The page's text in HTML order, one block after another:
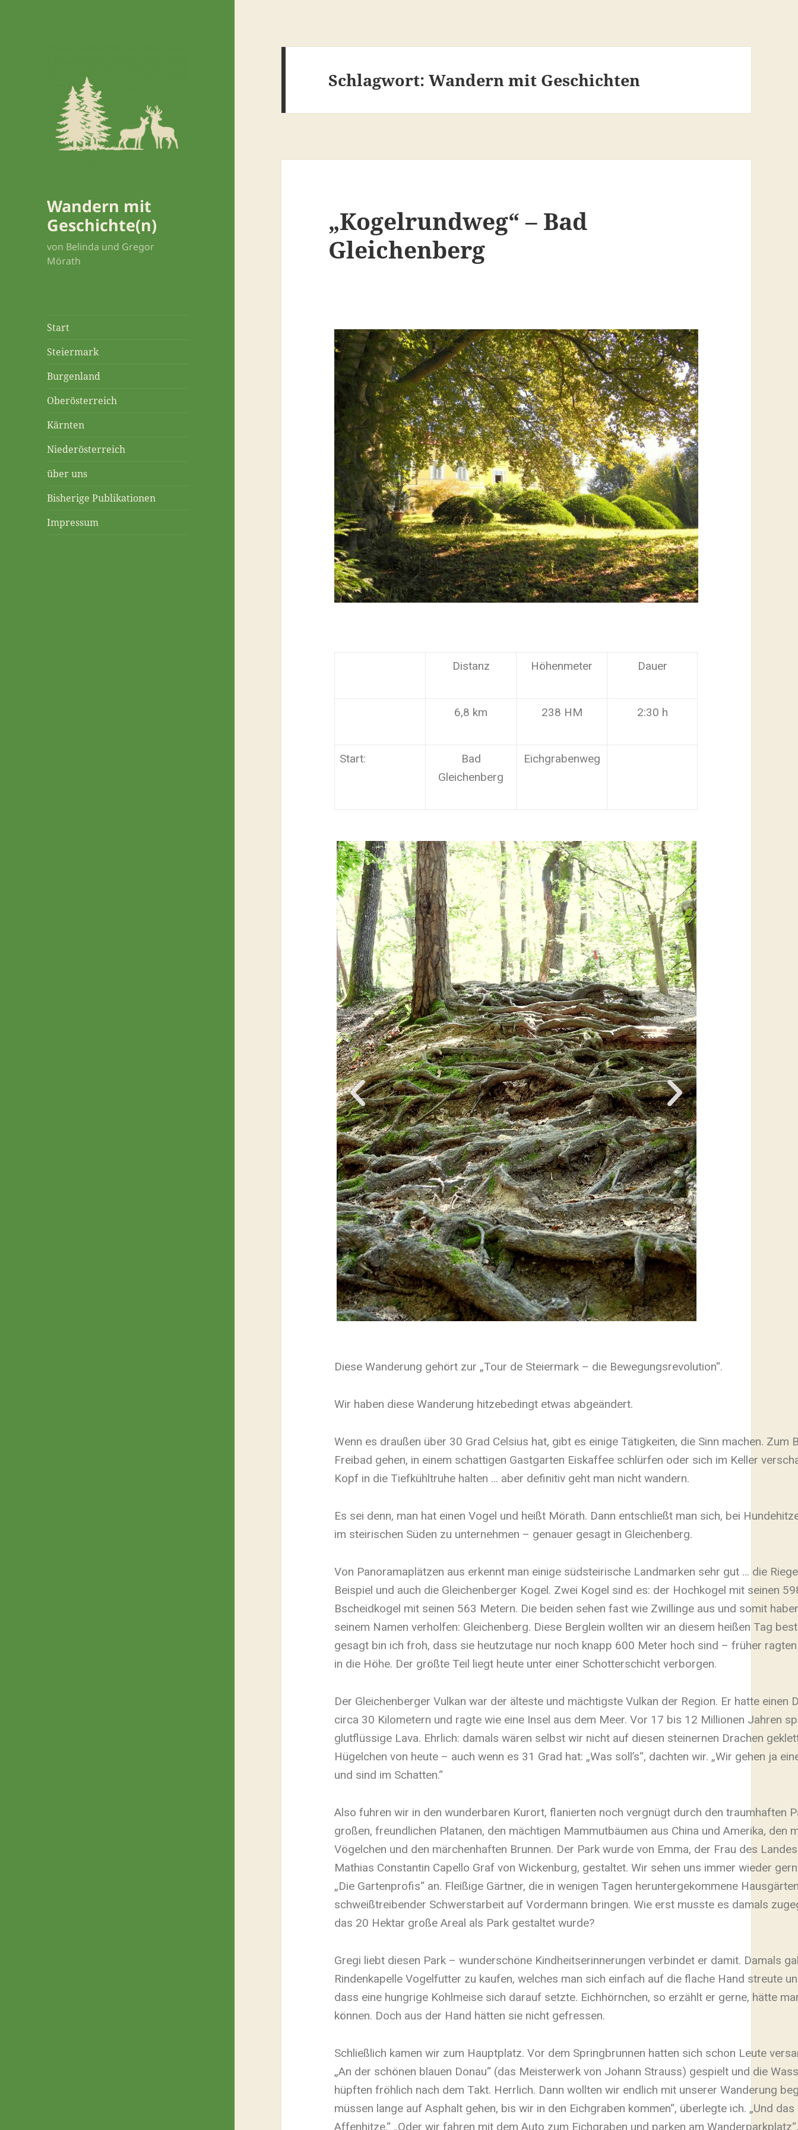
Wandern mit
Geschichte(n)
von Belinda und Gregor
Mörath
Start
Steiermark
Burgenland
Oberösterreich
Kärnten
Niederösterreich
über uns
Bisherige Publikationen
Impressum
Schlagwort:Wandern mit Geschichten
„Kogelrundweg“ – Bad
Gleichenberg
Distanz Höhenmeter Dauer
6,8 km 238 HM 2:30 h
Start:
Bad
Gleichenberg
Eichgrabenweg
Diese Wanderung gehört zur „Tour de Steiermark – die Bewegungsrevolution“.
Wir haben diese Wanderung hitzebedingt etwas abgeändert.
Wenn es draußen über 30 Grad Celsius hat, gibt es einige Tätigkeiten, die Sinn machen. Zum
Freibad gehen, in einem schattigen Gastgarten Eiskaffee schlürfen oder sich im Keller
Kopf in die Tiefkühltruhe halten … aber definitiv geht man nicht wandern.
Es sei denn, man hat einen Vogel und heißt Mörath. Dann entschließt man sich, bei
im steirischen Süden zu unternehmen – genauer gesagt in Gleichenberg.
Von Panoramaplätzen aus erkennt man einige südsteirische Landmarken sehr gut … die
Beispiel und auch die Gleichenberger Kogel. Zwei Kogel sind es: der Hochkogel mit seinen
Bscheidkogel mit seinen 563 Metern. Die beiden sehen fast wie Zwillinge aus und somit
seinem Namen verholfen: Gleichenberg. Diese Berglein wollten wir an diesem heißen Tag
gesagt bin ich froh, dass sie heutzutage nur noch knapp 600 Meter hoch sind – früher
in die Höhe. Der größte Teil liegt heute unter einer Schotterschicht verborgen.
Der Gleichenberger Vulkan war der älteste und mächtigste Vulkan der Region. Er hatte einen
circa 30 Kilometern und ragte wie eine Insel aus dem Meer. Vor 17 bis 12 Millionen Jahren
glutflüssige Lava. Ehrlich: damals wären selbst wir nicht auf diesen steinernen Drachen
Hügelchen von heute – auch wenn es 31 Grad hat: „Was soll’s“, dachten wir. „Wir gehen ja
und sind im Schatten.“
Also fuhren wir in den wunderbaren Kurort, flanierten noch vergnügt durch den traumhaften
großen, freundlichen Platanen, den mächtigen Mammutbäumen aus China und Amerika, den
Vögelchen und den märchenhaften Brunnen. Der Park wurde von Emma, der Frau des
Mathias Constantin Capello Graf von Wickenburg, gestaltet. Wir sehen uns immer wieder
„Die Gartenprofis“ an. Fleißige Gärtner, die in wenigen Tagen heruntergekommene
schweißtreibender Schwerstarbeit auf Vordermann bringen. Wie erst musste es damals
das 20 Hektar große Areal als Park gestaltet wurde?
Gregi liebt diesen Park – wunderschöne Kindheitserinnerungen verbindet er damit. Damals
Rindenkapelle Vogelfutter zu kaufen, welches man sich einfach auf die flache Hand streute
dass eine hungrige Kohlmeise sich darauf setzte. Eichhörnchen, so erzählt er gerne, hätte
können. Doch aus der Hand hätten sie nicht gefressen.
Schließlich kamen wir zum Hauptplatz. Vor dem Springbrunnen hatten sich schon Leute
„An der schönen blauen Donau“ (das Meisterwerk von Johann Strauss) gespielt und die
hüpften fröhlich nach dem Takt. Herrlich. Dann wollten wir endlich mit unserer Wanderung
müssen lange auf Asphalt gehen, bis wir in den Eichgraben kommen“, überlegte ich. „Und
Affenhitze.“ „Oder wir fahren mit dem Auto zum Eichgraben und parken am